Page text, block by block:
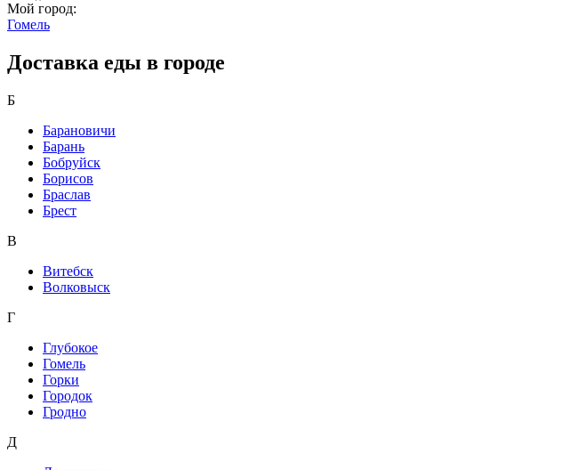
Мой город:
Гомель
Доставка еды в городе
Б
Барановичи
Барань
Бобруйск
Борисов
Браслав
Брест
В
Витебск
Волковыск
Г
Глубокое
Гомель
Горки
Городок
Гродно
Д